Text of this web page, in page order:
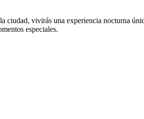
ciudad, vivirás una experiencia nocturna
especiales.